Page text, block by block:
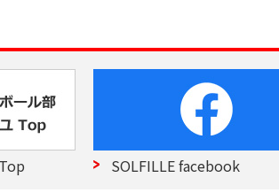
facebook SOLFILLE X